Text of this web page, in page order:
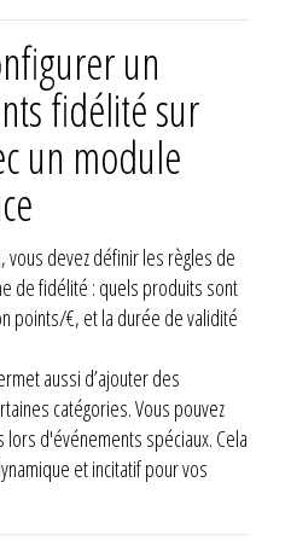
un
fidélité sur
un module
vous devez définir les règles de
de fidélité : quels produits sont
points/€, et la durée de validité
aussi d’ajouter des
catégories. Vous pouvez
d'événements spéciaux. Cela
et incitatif pour vos